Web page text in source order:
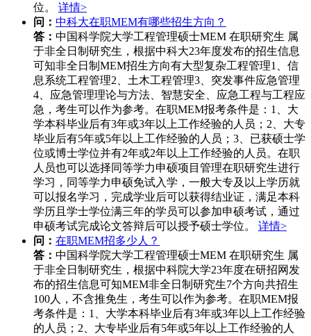
位。 详情>
问： 中科大在职MEM有哪些招生方向？
答： 中国科学院大学工程管理硕士MEM 在职研究生 属
于非全日制研究生，根据中科大23年度发布的招生信息
可知非全日制MEM招生方向有大型复杂工程管理1、信
息系统工程管理2、土木工程管理3、突发事件应急管理
4、应急管理理论与方法、智慧安全、应急工程与工程应
急，考生可以作为参考。在职MEM报考条件是：1、大
学本科毕业后有3年或3年以上工作经验的人员；2、大专
毕业后有5年或5年以上工作经验的人员；3、已获硕士学
位或博士学位并有2年或2年以上工作经验的人员。在职
人员也可以选择同等学力申硕项目管理在职研究生进行
学习，同等学力申硕免试入学，一般大专及以上学历就
可以报名学习，完成学业后可以获得结业证，满足本科
学历且学士学位满三年的学员可以参加申硕考试，通过
申硕考试完成论文答辩后可以授予硕士学位。 详情>
问： 在职MEM招多少人？
答： 中国科学院大学工程管理硕士MEM 在职研究生 属
于非全日制研究生，根据中科院大学23年度在研招网发
布的招生信息可知MEM非全日制研究生7个方向共招生
100人，不含推免生，考生可以作为参考。在职MEM报
考条件是：1、大学本科毕业后有3年或3年以上工作经验
的人员；2、大专毕业后有5年或5年以上工作经验的人